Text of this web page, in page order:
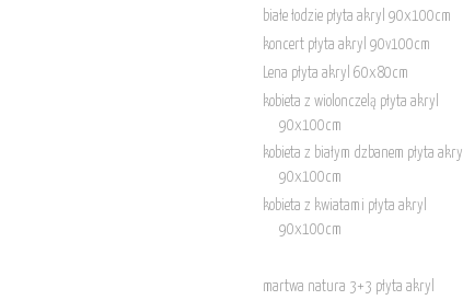
białe łodzie płyta akryl 90x100cm
koncert płyta akryl 90v100cm
Lena płyta akryl 60x80cm
kobieta z wiolonczelą płyta akryl
90x100cm
kobieta z białym dzbanem płyta akryl
90x100cm
kobieta z kwiatami płyta akryl
90x100cm
martwa natura 3+3 płyta akryl